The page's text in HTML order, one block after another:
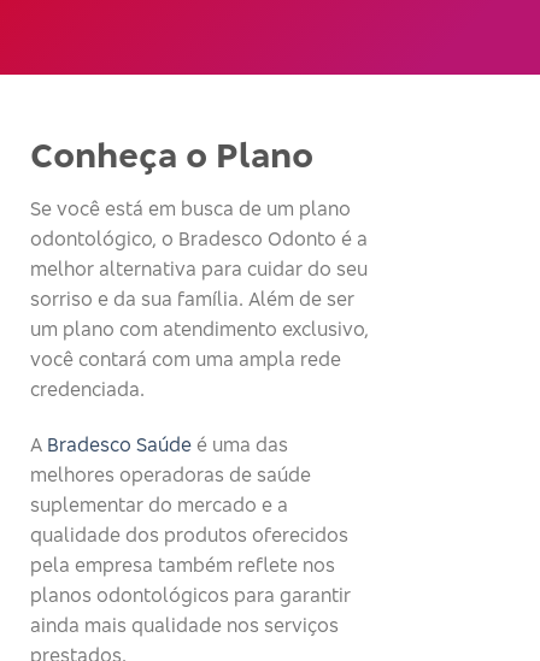
Conheça o Plano
Se você está em busca de um plano
odontológico, o Bradesco Odonto é a
melhor alternativa para cuidar do seu
sorriso e da sua família. Além de ser
um plano com atendimento exclusivo,
você contará com uma ampla rede
credenciada.
A Bradesco Saúde é uma das
melhores operadoras de saúde
suplementar do mercado e a
qualidade dos produtos oferecidos
pela empresa também reflete nos
planos odontológicos para garantir
ainda mais qualidade nos serviços
prestados.